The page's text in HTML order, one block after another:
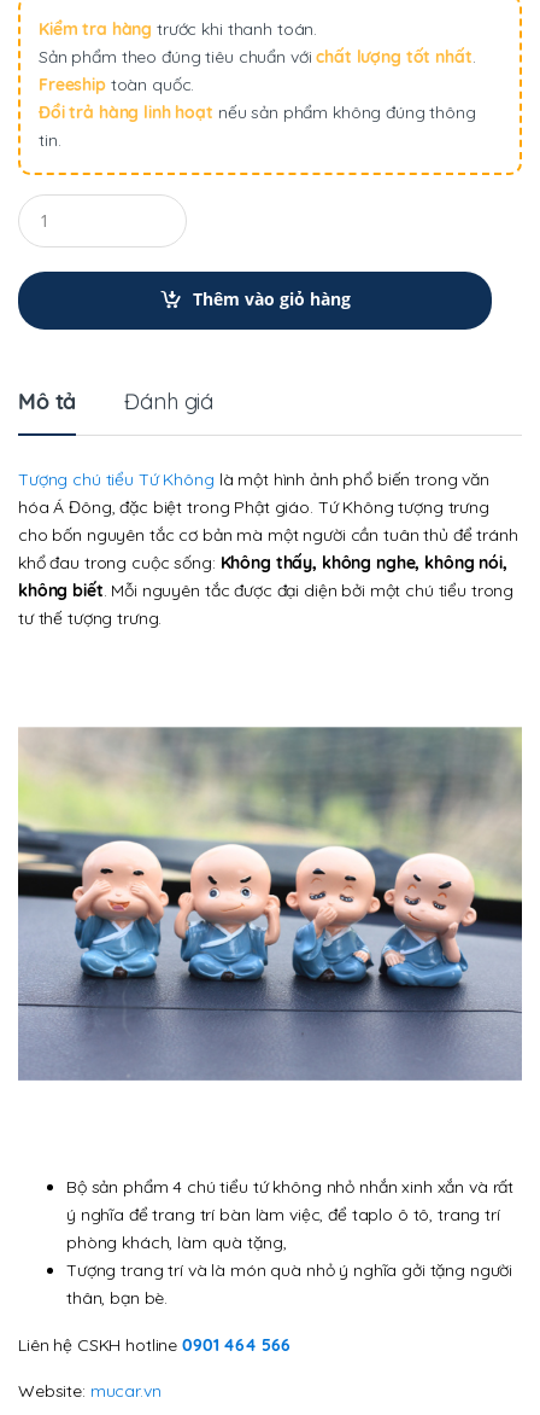
Kiểm tra hàng trước khi thanh toán.
Sản phẩm theo đúng tiêu chuẩn vớichất lượng tốt nhất.
Freeshiptoàn quốc.
Đổi trả hàng linh hoạt nếu sản phẩm không đúng thông
tin.
Q
u
a
t
i
Thêm vào giỏ hàng
Mô tả Đánh giá
Tượng chú tiểu Tứ Không là một hình ảnh phổ biến trong văn
hóa Á Đông, đặc biệt trong Phật giáo. Tứ Không tượng trưng
cho bốn nguyên tắc cơ bản mà một người cần tuân thủ để tránh
khổ đau trong cuộc sống: Không thấy, không nghe, không nói,
không biết. Mỗi nguyên tắc được đại diện bởi một chú tiểu trong
tư thế tượng trưng.
Bộ sản phẩm 4 chú tiểu tứ không nhỏ nhắn xinh xắn và rất
ý nghĩa để trang trí bàn làm việc, để taplo ô tô, trang trí
phòng khách, làm quà tặng,
Tượng trang trí và là món quà nhỏ ý nghĩa gởi tặng người
thân, bạn bè.
Liên hệ CSKH hotline0901 464 566
Website: mucar.vn